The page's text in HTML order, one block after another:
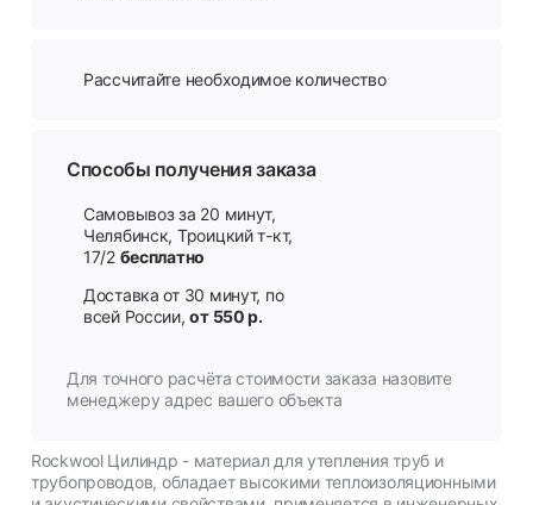
Рассчитайте необходимое количество
Способы получения заказа
Самовывоз за 20 минут,
Челябинск, Троицкий т-кт,
17/2 бесплатно
Доставка от 30 минут, по
всей России,от 550 р.
Для точного расчёта стоимости заказа назовите
менеджеру адрес вашего объекта
Rockwool Цилиндр - материал для утепления труб и
трубопроводов, обладает высокими теплоизоляционными